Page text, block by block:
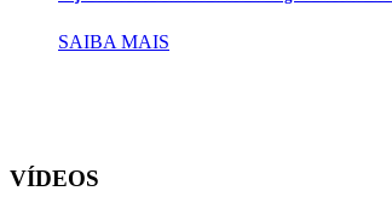
SAIBA MAIS
VÍDEOS